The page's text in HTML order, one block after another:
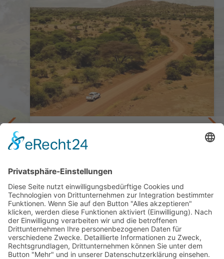
Tansania Selbstfahrer Bush to Beach
ab 3.247,— €